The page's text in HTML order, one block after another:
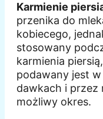
Karmienie
przenika do
kobiecego,
stosowany
karmienia
podawany jest
dawkach i przez
możliwy okres.